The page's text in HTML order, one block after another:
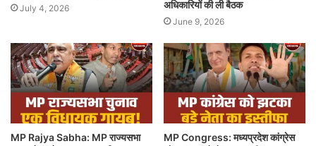
July 4, 2026
अधिकारियों की ली बैठक
June 9, 2026
MP Rajya Sabha: MP राज्यसभा
MP Congress: मध्यप्रदेश कांग्रेस